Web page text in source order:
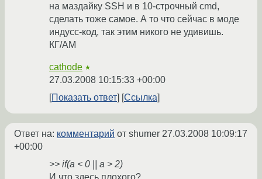
на маздайку SSH и в 10-строчный cmd,
сделать тоже самое. А то что сейчас в моде
индусс-код, так этим никого не удивишь.
КГ/АМ
cathode ★
27.03.2008 10:15:33 +00:00
Показать ответ
Ссылка
Ответ на: комментарий от shumer 27.03.2008 10:09:17
+00:00
>> if(a < 0 || a > 2)